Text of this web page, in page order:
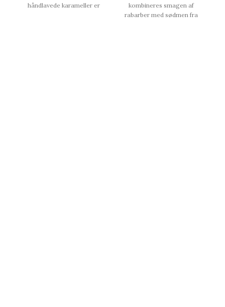
håndlavede karameller er
kombineres smagen af
rabarber med sødmen fra